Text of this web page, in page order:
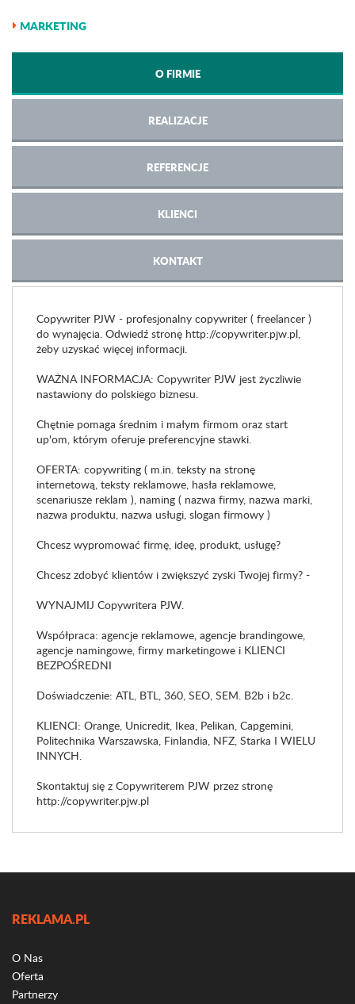
MARKETING
O FIRMIE
REALIZACJE
REFERENCJE
KLIENCI
KONTAKT
Copywriter PJW - profesjonalny copywriter ( freelancer )
do wynajęcia. Odwiedź stronę http://copywriter.pjw.pl,
żeby uzyskać więcej informacji.
WAŻNA INFORMACJA: Copywriter PJW jest życzliwie
nastawiony do polskiego biznesu.
Chętnie pomaga średnim i małym firmom oraz start
up'om, którym oferuje preferencyjne stawki.
OFERTA: copywriting ( m.in. teksty na stronę
internetową, teksty reklamowe, hasła reklamowe,
scenariusze reklam ), naming ( nazwa firmy, nazwa marki,
nazwa produktu, nazwa usługi, slogan firmowy )
Chcesz wypromować firmę, ideę, produkt, usługę?
Chcesz zdobyć klientów i zwiększyć zyski Twojej firmy? -
WYNAJMIJ Copywritera PJW.
Współpraca: agencje reklamowe, agencje brandingowe,
agencje namingowe, firmy marketingowe i KLIENCI
BEZPOŚREDNI
Doświadczenie: ATL, BTL, 360, SEO, SEM. B2b i b2c.
KLIENCI: Orange, Unicredit, Ikea, Pelikan, Capgemini,
Politechnika Warszawska, Finlandia, NFZ, Starka I WIELU
INNYCH.
Skontaktuj się z Copywriterem PJW przez stronę
http://copywriter.pjw.pl
REKLAMA.PL
O Nas
Oferta
Partnerzy